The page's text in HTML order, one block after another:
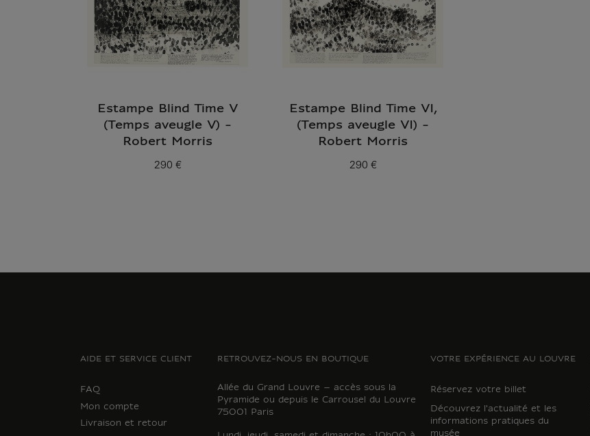
Estampe Blind Time V
(Temps aveugle V) -
Robert Morris
Prix ​​actuel
290 €
Estampe Blind Time VI,
(Temps aveugle VI) -
Robert Morris
Prix ​​actuel
290 €
AIDE ET SERVICE CLIENT
FAQ
Mon compte
Livraison et retour
RETROUVEZ-NOUS EN BOUTIQUE
Allée du Grand Louvre – accès sous la
Pyramide ou depuis le Carrousel du Louvre
75001 Paris
VOTRE EXPÉRIENCE AU LOUVRE
Réservez votre billet
Découvrez l'actualité et les
informations pratiques du
musée